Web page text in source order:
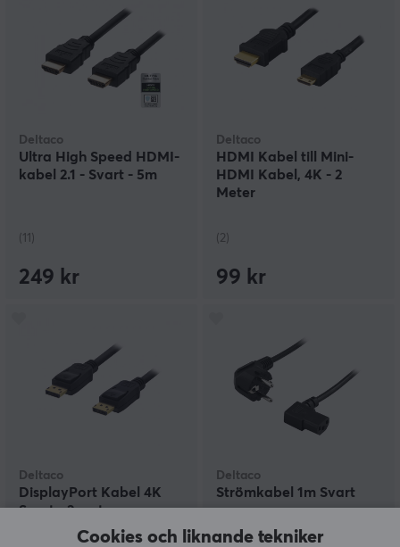
Deltaco
Ultra High Speed HDMI-
kabel 2.1 - Svart - 5m
(11)
249 kr
Deltaco
HDMI Kabel till Mini-
HDMI Kabel, 4K - 2
Meter
(2)
99 kr
Deltaco
DisplayPort Kabel 4K
Svart - 2 meter
Deltaco
Strömkabel 1m Svart
Cookies och liknande tekniker